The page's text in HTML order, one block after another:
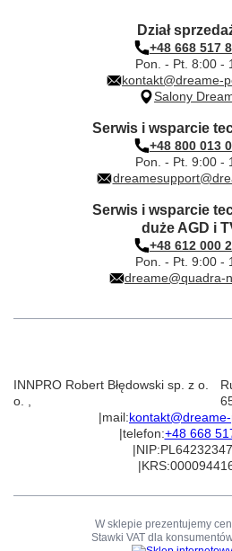
Dział
+48 668 517
Pon. - Pt. 8:00 -
kontakt@dreame-
Salony
Serwis i wsparcie
+48 800 013
Pon. - Pt. 9:00 -
Serwis i wsparcie
duże AGD i
+48 612 000
Pon. - Pt. 9:00 -
dreame@quadra-
INNPRO Robert Błędowski sp. z o.
o.
|mail:
|telefon:+48 668
|NIP:
|KRS:
W sklepie prezentujemy
Stawki VAT dla